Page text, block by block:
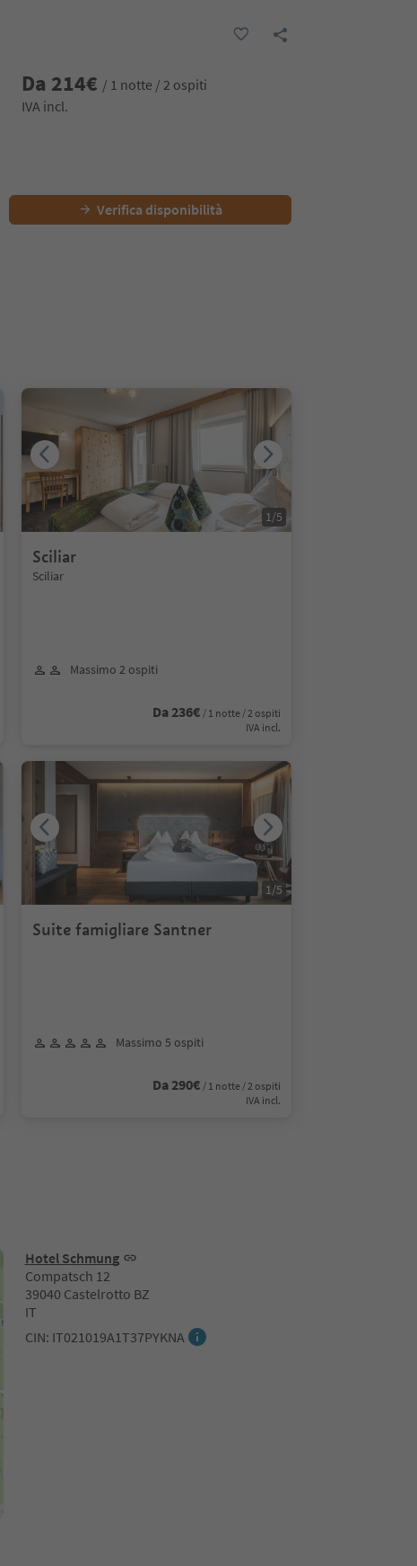
Da 214€ / 1 notte / 2 ospiti
IVA incl.
Verifica disponibilità
Sciliar
Sciliar
Massimo 2 ospiti
Da 236€ / 1 notte / 2 ospiti
IVA incl.
1/5
Suite famigliare Santner
Massimo 5 ospiti
Da 290€ / 1 notte / 2 ospiti
IVA incl.
1/5
Hotel Schmung
Compatsch 12
39040 Castelrotto BZ
IT
CIN: IT021019A1T37PYKNA